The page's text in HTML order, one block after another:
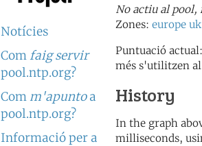
Notícies
Com faig servir
pool.ntp.org?
Com m'apuntoa
pool.ntp.org?
Informació per a
No actiu al pool,
Zones: europe uk
Puntuació
més s'utilitzen
History
In the graph
milliseconds,